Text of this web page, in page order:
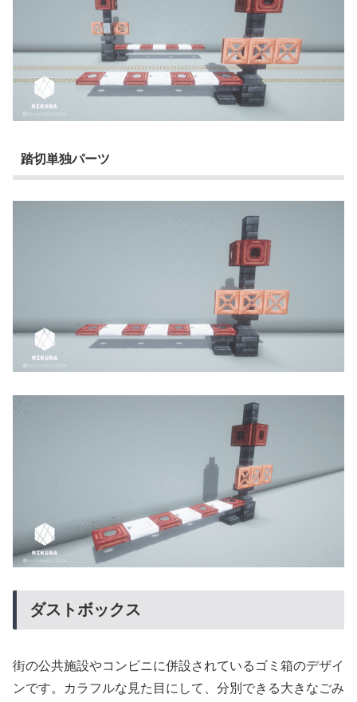
踏切単独パーツ
ダストボックス
街の公共施設やコンビニに併設されているゴミ箱のデザイ
ンです。カラフルな見た目にして、分別できる大きなごみ